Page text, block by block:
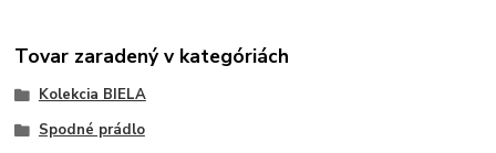
Tovar zaradený v kategóriách
Kolekcia BIELA
Spodné prádlo